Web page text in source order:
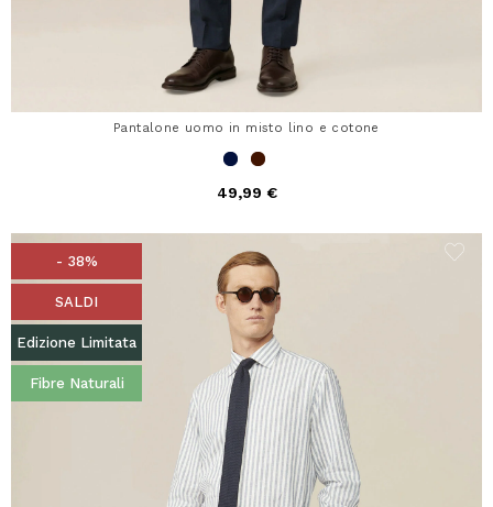
Pantalone uomo in misto lino e cotone
49,99 €
- 38%
SALDI
Edizione Limitata
Fibre Naturali